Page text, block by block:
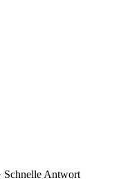
Schnelle Antwort